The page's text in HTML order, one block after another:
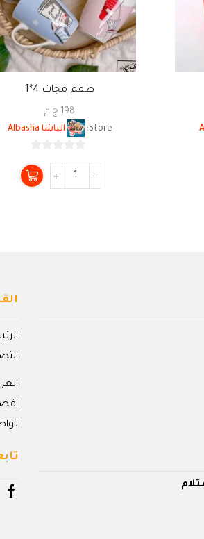
طقم مجات 4*1
198 ج.م
Store:
الباشا Albasha
من
5